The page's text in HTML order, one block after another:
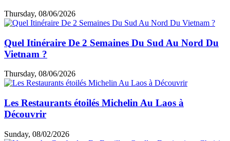
Thursday, 08/06/2026
Quel Itinéraire De 2 Semaines Du Sud Au Nord Du
Vietnam ?
Thursday, 08/06/2026
Les Restaurants étoilés Michelin Au Laos à
Découvrir
Sunday, 08/02/2026